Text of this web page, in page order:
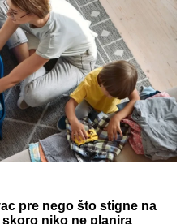
MAJKU! Sa njom uživa na
a tek da vidite